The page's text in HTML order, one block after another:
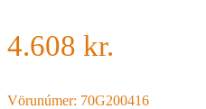
4.608 kr.
Vörunúmer: 70G200416